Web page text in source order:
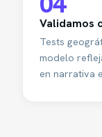
Validamos
Tests
modelo
en narrativa